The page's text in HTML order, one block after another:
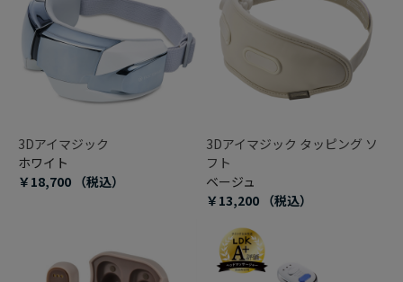
3Dアイマジック
ホワイト
￥18,700 （税込）
3Dアイマジック タッピング ソ
フト
ベージュ
￥13,200 （税込）